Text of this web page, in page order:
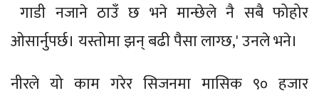
गाडी नजाने ठाउँ छ भने मान्छेले नै सबै फोहोर
ओसार्नुपर्छ। यस्तोमा झन् बढी पैसा लाग्छ,' उनले भने।
नीरले यो काम गरेर सिजनमा मासिक ९० हजार